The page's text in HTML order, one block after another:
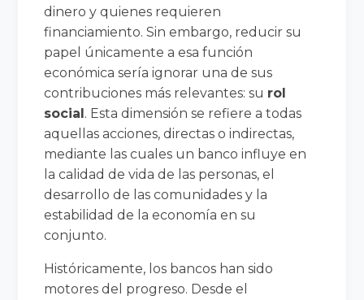
dinero y quienes requieren
financiamiento. Sin embargo, reducir su
papel únicamente a esa función
económica sería ignorar una de sus
contribuciones más relevantes: su rol
social. Esta dimensión se refiere a todas
aquellas acciones, directas o indirectas,
mediante las cuales un banco influye en
la calidad de vida de las personas, el
desarrollo de las comunidades y la
estabilidad de la economía en su
conjunto.
Históricamente, los bancos han sido
motores del progreso. Desde el